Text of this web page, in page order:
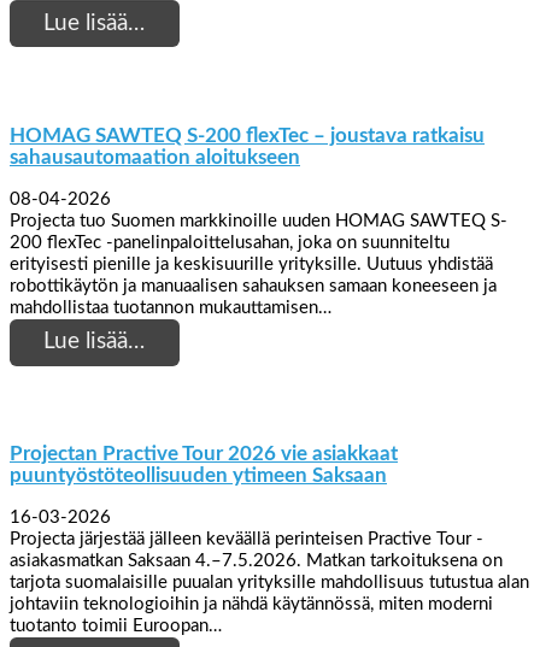
Lue lisää…
HOMAG SAWTEQ S-200 flexTec – joustava ratkaisu
sahausautomaation aloitukseen
08-04-2026
Projecta tuo Suomen markkinoille uuden HOMAG SAWTEQ S-
200 flexTec -panelinpaloittelusahan, joka on suunniteltu
erityisesti pienille ja keskisuurille yrityksille. Uutuus yhdistää
robottikäytön ja manuaalisen sahauksen samaan koneeseen ja
mahdollistaa tuotannon mukauttamisen…
Lue lisää…
Projectan Practive Tour 2026 vie asiakkaat
puuntyöstöteollisuuden ytimeen Saksaan
16-03-2026
Projecta järjestää jälleen keväällä perinteisen Practive Tour -
asiakasmatkan Saksaan 4.–7.5.2026. Matkan tarkoituksena on
tarjota suomalaisille puualan yrityksille mahdollisuus tutustua alan
johtaviin teknologioihin ja nähdä käytännössä, miten moderni
tuotanto toimii Euroopan…